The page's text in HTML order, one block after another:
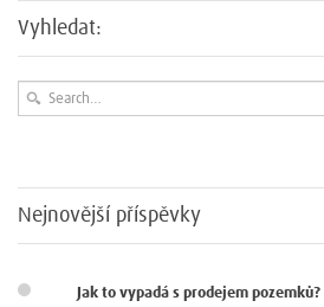
Vyhledat:
Nejnovější příspěvky
Jak to vypadá s prodejem pozemků?